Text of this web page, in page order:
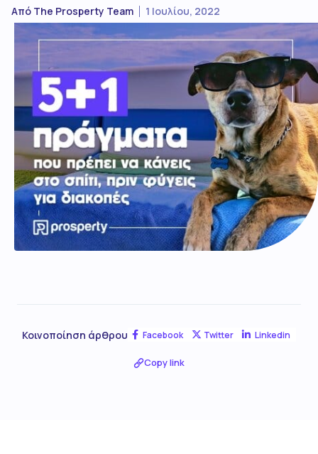
Από The Prosperty Team 1 Ιουλίου, 2022
Κοινοποίηση άρθρου Facebook Twitter Linkedin
Copy link